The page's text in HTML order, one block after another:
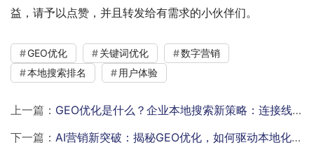
益，请予以点赞，并且转发给有需求的小伙伴们。
GEO优化 关键词优化
数字营销
本地搜索排名
用户体验
上一篇： GEO优化是什么？企业本地搜索新策略：连接线上流量与线下业务
下一篇： AI营销新突破：揭秘GEO优化，如何驱动本地化内容精准生成与投放？